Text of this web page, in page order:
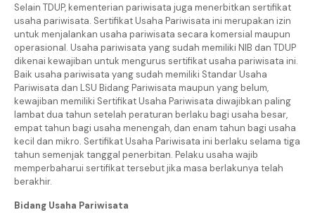
Selain TDUP, kementerian pariwisata juga menerbitkan sertifikat
usaha pariwisata. Sertifikat Usaha Pariwisata ini merupakan izin
untuk menjalankan usaha pariwisata secara komersial maupun
operasional. Usaha pariwisata yang sudah memiliki NIB dan TDUP
dikenai kewajiban untuk mengurus sertifikat usaha pariwisata ini.
Baik usaha pariwisata yang sudah memiliki Standar Usaha
Pariwisata dan LSU Bidang Pariwisata maupun yang belum,
kewajiban memiliki Sertifikat Usaha Pariwisata diwajibkan paling
lambat dua tahun setelah peraturan berlaku bagi usaha besar,
empat tahun bagi usaha menengah, dan enam tahun bagi usaha
kecil dan mikro. Sertifikat Usaha Pariwisata ini berlaku selama tiga
tahun semenjak tanggal penerbitan. Pelaku usaha wajib
memperbaharui sertifikat tersebut jika masa berlakunya telah
berakhir.
Bidang Usaha Pariwisata